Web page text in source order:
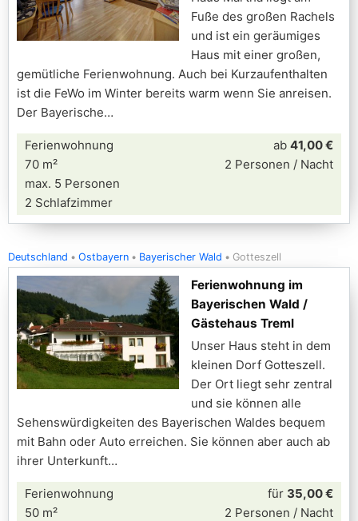
Fuße des großen Rachels
und ist ein geräumiges
Haus mit einer großen,
gemütliche Ferienwohnung. Auch bei Kurzaufenthalten
ist die FeWo im Winter bereits warm wenn Sie anreisen.
Der Bayerische
Ferienwohnung
70 m²
max. 5 Personen
2 Schlafzimmer
ab 41,00 €
2 Personen / Nacht
Deutschland Ostbayern Bayerischer Wald Gotteszell
Ferienwohnung im
Bayerischen Wald /
Gästehaus Treml
Unser Haus steht in dem
kleinen Dorf Gotteszell.
Der Ort liegt sehr zentral
und sie können alle
Sehenswürdigkeiten des Bayerischen Waldes bequem
mit Bahn oder Auto erreichen. Sie können aber auch ab
ihrer Unterkunft
Ferienwohnung
50 m²
für 35,00 €
2 Personen / Nacht